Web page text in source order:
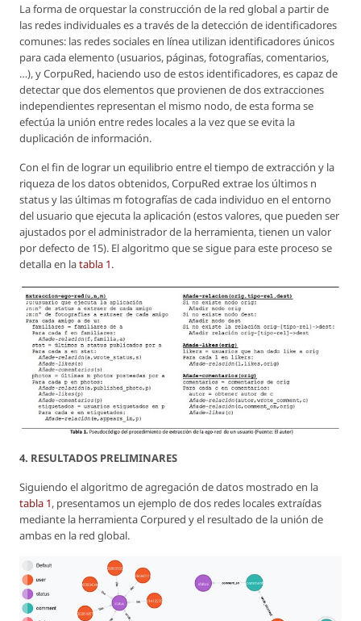
La forma de orquestar la construcción de la red global a partir de
las redes individuales es a través de la detección de identificadores
comunes: las redes sociales en línea utilizan identificadores únicos
para cada elemento (usuarios, páginas, fotografías, comentarios,
…), y CorpuRed, haciendo uso de estos identificadores, es capaz de
detectar que dos elementos que provienen de dos extracciones
independientes representan el mismo nodo, de esta forma se
efectúa la unión entre redes locales a la vez que se evita la
duplicación de información.
Con el fin de lograr un equilibrio entre el tiempo de extracción y la
riqueza de los datos obtenidos, CorpuRed extrae los últimos n
status y las últimas m fotografías de cada individuo en el entorno
del usuario que ejecuta la aplicación (estos valores, que pueden ser
ajustados por el administrador de la herramienta, tienen un valor
por defecto de 15). El algoritmo que se sigue para este proceso se
detalla en latabla 1.
4. RESULTADOS PRELIMINARES
Siguiendo el algoritmo de agregación de datos mostrado en la
tabla 1, presentamos un ejemplo de dos redes locales extraídas
mediante la herramienta Corpured y el resultado de la unión de
ambas en la red global.